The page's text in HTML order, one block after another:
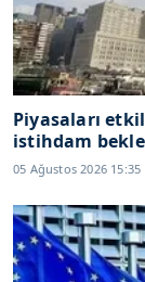
Piyasaları
istihdam
05 Ağustos 2026 15:35